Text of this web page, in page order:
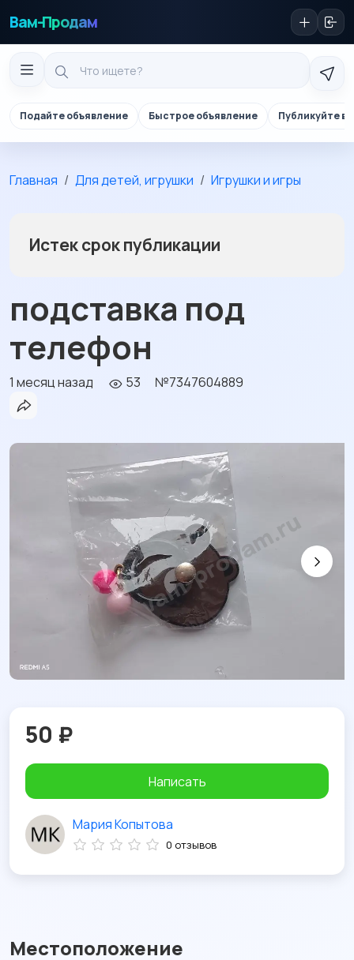
Вам-Продам
Подайте объявление Быстрое объявление Публикуйте в
Главная Для детей, игрушки Игрушки и игры
Истек срок публикации
подставка под
телефон
1 месяц назад 53 №7347604889
Местоположение
50 ₽
Написать
Мария Копытова
0 отзывов